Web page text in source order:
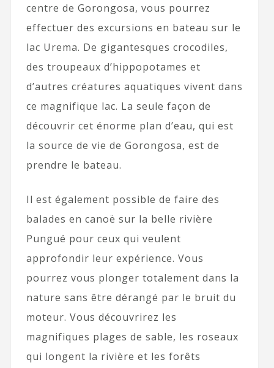
centre de Gorongosa, vous pourrez
effectuer des excursions en bateau sur le
lac Urema. De gigantesques crocodiles,
des troupeaux d’hippopotames et
d’autres créatures aquatiques vivent dans
ce magnifique lac. La seule façon de
découvrir cet énorme plan d’eau, qui est
la source de vie de Gorongosa, est de
prendre le bateau.
Il est également possible de faire des
balades en canoë sur la belle rivière
Pungué pour ceux qui veulent
approfondir leur expérience. Vous
pourrez vous plonger totalement dans la
nature sans être dérangé par le bruit du
moteur. Vous découvrirez les
magnifiques plages de sable, les roseaux
qui longent la rivière et les forêts